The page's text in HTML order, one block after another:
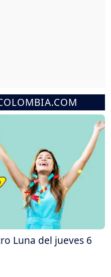
Luna del jueves 6